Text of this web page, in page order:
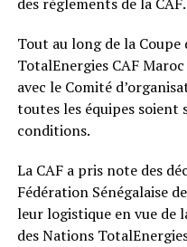
Tout au long de la Coupe
TotalEnergies CAF
avec le Comité
toutes les équipes soient
conditions.
La CAF a pris note des
Fédération Sénégalaise
leur logistique en vue de
des Nations